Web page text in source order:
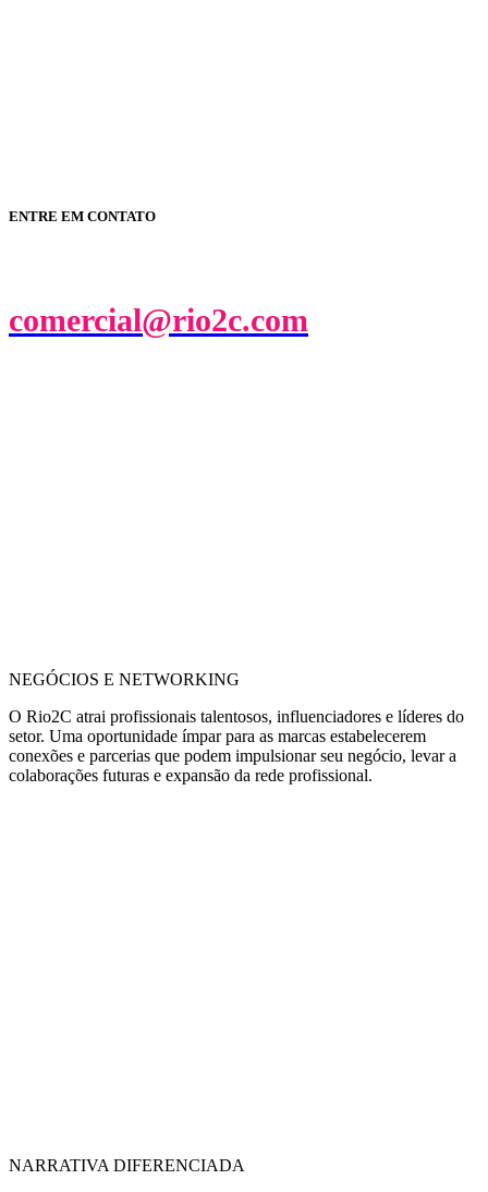
ENTRE EM CONTATO
comercial@rio2c.com
NEGÓCIOS E NETWORKING
O Rio2C atrai profissionais talentosos, influenciadores e líderes do
setor. Uma oportunidade ímpar para as marcas estabelecerem
conexões e parcerias que podem impulsionar seu negócio, levar a
colaborações futuras e expansão da rede profissional.
NARRATIVA DIFERENCIADA